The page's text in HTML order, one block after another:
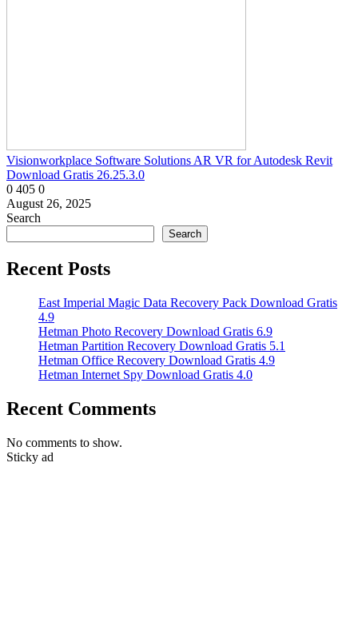
Visionworkplace Software Solutions AR VR for Autodesk Revit
Download Gratis 26.25.3.0
0 405 0
August 26, 2025
Search
Search
Recent Posts
East Imperial Magic Data Recovery Pack Download Gratis
4.9
Hetman Photo Recovery Download Gratis 6.9
Hetman Partition Recovery Download Gratis 5.1
Hetman Office Recovery Download Gratis 4.9
Hetman Internet Spy Download Gratis 4.0
Recent Comments
No comments to show.
Sticky ad